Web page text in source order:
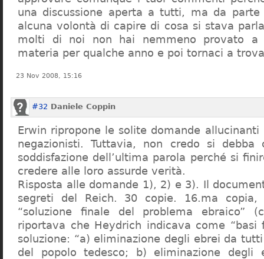
una discussione aperta a tutti, ma da parte
alcuna volontà di capire di cosa si stava
molti di noi non hai nemmeno provato a
materia per qualche anno e poi tornaci a
23 Nov 2008, 15:16
#32 Daniele Coppin
Erwin ripropone le solite domande
negazionisti. Tuttavia, non credo si debba
soddisfazione dell’ultima parola perché si
credere alle loro assurde verità.
Risposta alle domande 1), 2) e 3). Il
segreti del Reich. 30 copie. 16.ma copia,
“soluzione finale del problema ebraico”
riportava che Heydrich indicava come “basi
soluzione: “a) eliminazione degli ebrei da
del popolo tedesco; b) eliminazione degli